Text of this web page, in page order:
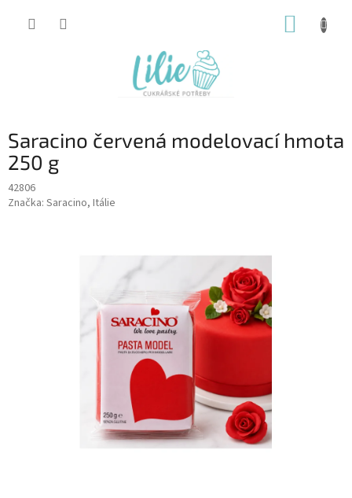
Saracino červená modelovací hmota
250 g
42806
Značka: Saracino, Itálie